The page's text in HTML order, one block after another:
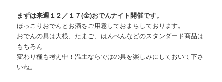
まずは来週１２／１７(金)おでんナイト開催です。
ほっこりおでんとお酒をご用意しておまちしております。
おでんの具は大根、たまご、はんぺんなどのスタンダード商品は
もちろん
変わり種も考え中！温土ならではの具を楽しみにしておいて下さ
いね。